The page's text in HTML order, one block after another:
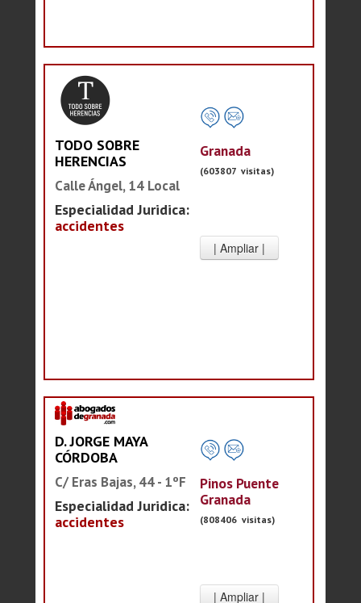
TODO SOBRE
HERENCIAS
Calle Ángel, 14 Local
Especialidad Juridica:
accidentes
Granada
(603807 visitas)
D. JORGE MAYA
CÓRDOBA
C/ Eras Bajas, 44 - 1ºF
Especialidad Juridica:
accidentes
Pinos Puente
Granada
(808406 visitas)